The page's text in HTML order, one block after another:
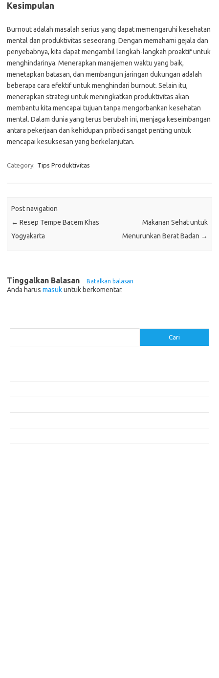
Kesimpulan
Burnout adalah masalah serius yang dapat memengaruhi kesehatan
mental dan produktivitas seseorang. Dengan memahami gejala dan
penyebabnya, kita dapat mengambil langkah-langkah proaktif untuk
menghindarinya. Menerapkan manajemen waktu yang baik,
menetapkan batasan, dan membangun jaringan dukungan adalah
beberapa cara efektif untuk menghindari burnout. Selain itu,
menerapkan strategi untuk meningkatkan produktivitas akan
membantu kita mencapai tujuan tanpa mengorbankan kesehatan
mental. Dalam dunia yang terus berubah ini, menjaga keseimbangan
antara pekerjaan dan kehidupan pribadi sangat penting untuk
mencapai kesuksesan yang berkelanjutan.
Category: Tips Produktivitas
Post navigation
← Resep Tempe Bacem Khas
Yogyakarta
Makanan Sehat untuk
Menurunkan Berat Badan →
Tinggalkan Balasan Batalkan balasan
Anda harus masukuntuk berkomentar.
Cari